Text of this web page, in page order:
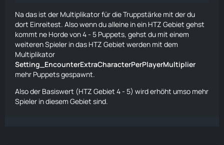
Setting_EncounterHordeSpawnDistanceMultiplier:
Multiplikator, der festlegt, wie weit vom Spieler entfernt
normale Puppen zu spawnen beginnen (Name ist etwas
irreführend, wird geändert).
Die Formel lautet
Na das ist der Multiplikator für die Truppstärke mit der du
dort Einreitest. Also wenn du alleine in ein HTZ Gebiet gehst
kommt ne Horde von 4 - 5 Puppets, gehst du mit einem
weiteren Spieler in das HTZ Gebiet werden mit dem
Multiplikator
Setting_EncounterExtraCharacterPerPlayerMultiplier
mehr Puppetsgespawnt.
Also der Basiswert (HTZ Gebiet 4 - 5) wird erhöht umso mehr
Spieler in diesem Gebiet sind.